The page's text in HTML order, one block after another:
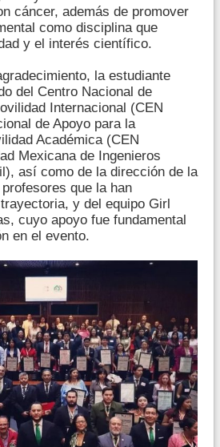
cáncer, además de promover
como disciplina que
y el interés científico.
la estudiante
del Centro Nacional de
Internacional (CEN
de Apoyo para la
Académica (CEN
Mexicana de Ingenieros
así como de la dirección de la
que la han
y del equipo Girl
cuyo apoyo fue fundamental
en el evento.